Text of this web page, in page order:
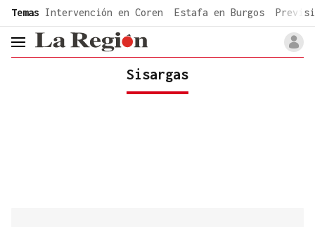
common.go-to-content
Temas Intervención en Coren Estafa en Burgos
header.menu.open
Sisargas